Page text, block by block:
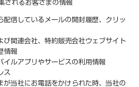
されるお客さまの情報
配信しているメールの開封履歴、クリッ
び関連会社、特約販売会社ウェブサイト
情報
イルアプリやサービスの利用情報
ス
が当社にお電話をかけられた時、当社の